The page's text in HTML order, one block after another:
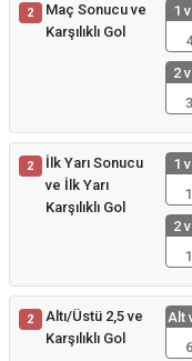
2
Maç Sonucu ve
Karşılıklı Gol
1
2
2
İlk Yarı Sonucu
ve İlk Yarı
Karşılıklı Gol
1
2
2
Altı/Üstü 2,5 ve
Karşılıklı Gol
Alt